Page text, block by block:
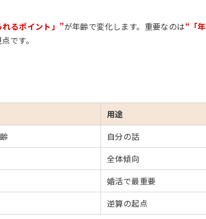
るポイント」”が年齢で変化します。重要なのは“「年
です。
用途
自分の話
全体傾向
婚活で最重要
逆算の起点